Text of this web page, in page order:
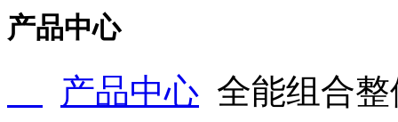
产品中心
产品中心 全能组合